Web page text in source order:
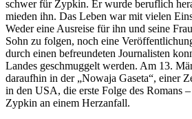
schwer für Zypkin. Er wurde beruflich
mieden ihn. Das Leben war mit vielen
Weder eine Ausreise für ihn und seine
Sohn zu folgen, noch eine
durch einen befreundeten Journalisten
Landes geschmuggelt werden. Am 13.
daraufhin in der „Nowaja Gaseta“, einer
in den USA, die erste Folge des Romans
Zypkin an einem Herzanfall.